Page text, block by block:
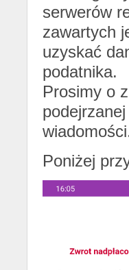
serwerów
zawartych
uzyskać
podatnika.
Prosimy o
Poniżej